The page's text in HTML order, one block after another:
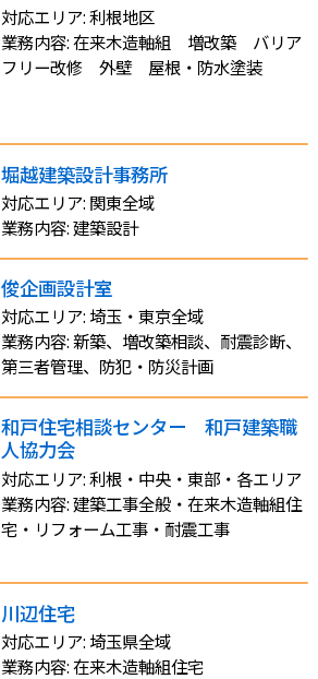
対応エリア: 利根地区
業務内容: 在来木造軸組 増改築 バリア
フリー改修 外壁 屋根・防水塗装
堀越建築設計事務所
対応エリア: 関東全域
業務内容: 建築設計
俊企画設計室
対応エリア: 埼玉・東京全域
業務内容: 新築、増改築相談、耐震診断、
第三者管理、防犯・防災計画
和戸住宅相談センター 和戸建築職
人協力会
対応エリア: 利根・中央・東部・各エリア
業務内容: 建築工事全般・在来木造軸組住
宅・リフォーム工事・耐震工事
川辺住宅
対応エリア: 埼玉県全域
業務内容: 在来木造軸組住宅